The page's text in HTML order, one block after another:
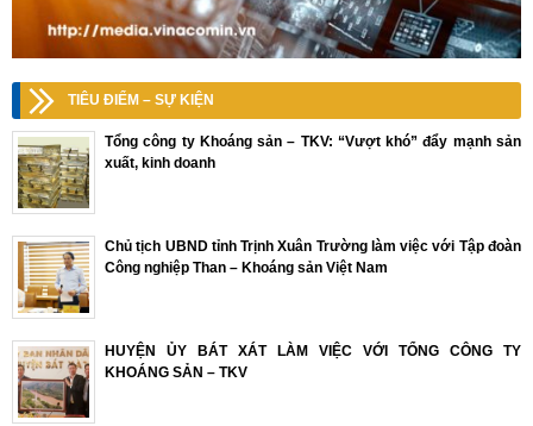
TIÊU ĐIỂM – SỰ KIỆN
Tổng công ty Khoáng sản – TKV: “Vượt khó” đẩy mạnh sản
xuất, kinh doanh
Chủ tịch UBND tỉnh Trịnh Xuân Trường làm việc với Tập đoàn
Công nghiệp Than – Khoáng sản Việt Nam
HUYỆN ỦY BÁT XÁT LÀM VIỆC VỚI TỔNG CÔNG TY
KHOÁNG SẢN – TKV